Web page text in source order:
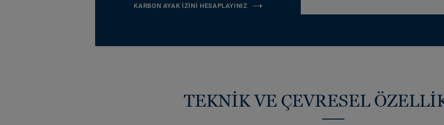
KARBON AYAK İZINI HESAPLAYINIZ
TEKNİK VE ÇEVRESEL